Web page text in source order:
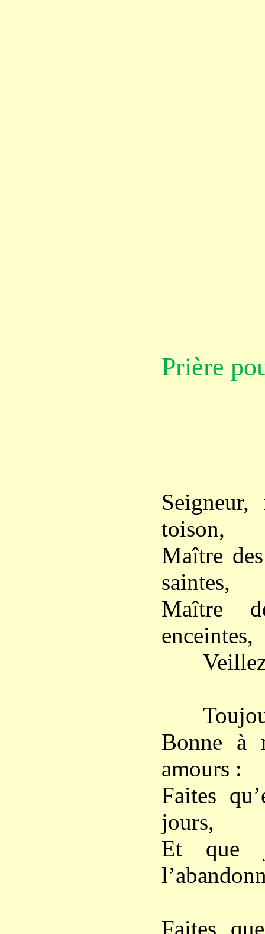
Prière
toison,
Maître
saintes,
Maître
enceintes,
Veillez
Bonne à
amours :
Faites
jours,
Et que
Faites